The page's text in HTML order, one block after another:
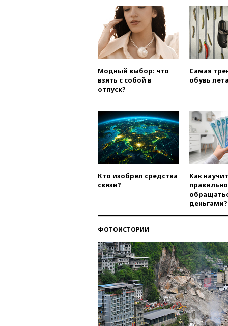
Модный выбор: что
взять с собой в
отпуск?
Самая
обувь
Кто изобрел средства
связи?
Как
правильно
деньгами?
ФОТОИСТОРИИ